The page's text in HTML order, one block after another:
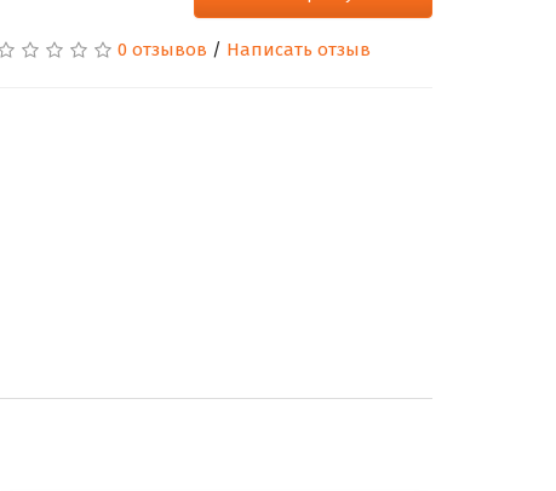
0 отзывов / Написать отзыв